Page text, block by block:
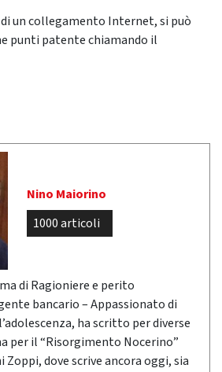
un collegamento Internet, si può
punti patente chiamando il
Nino Maiorino
1000 articoli
di Ragioniere e perito
bancario – Appassionato di
ha scritto per diverse
per il “Risorgimento Nocerino”
Zoppi, dove scrive ancora oggi, sia